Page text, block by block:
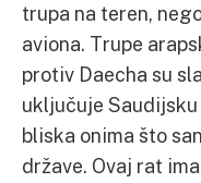
trupa na teren,
aviona. Trupe
protiv Daecha su
uključuje
bliska onima što
države. Ovaj rat